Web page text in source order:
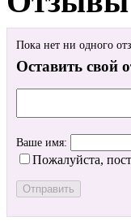
Пока нет ни одного
Оставить свой
Ваше имя:
Пожалуйста,